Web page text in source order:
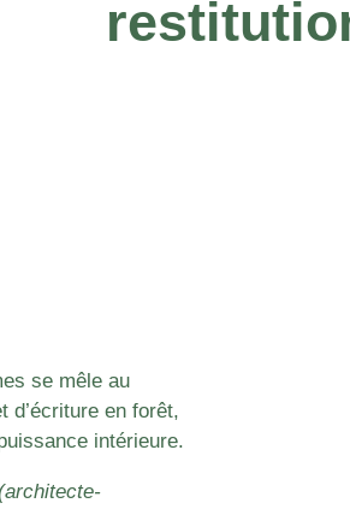
se mêle au
d’écriture en forêt,
intérieure.